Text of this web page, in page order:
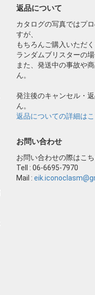
返品について
カタログの写真ではプ
すが、
もちろんご購入いただ
ランダムブリスターの
また、発送中の事故や
ん。
発注後のキャンセル・
ん。
返品についての詳細は
お問い合わせ
お問い合わせの際はこ
Tell : 06-6695-7970
Mail :